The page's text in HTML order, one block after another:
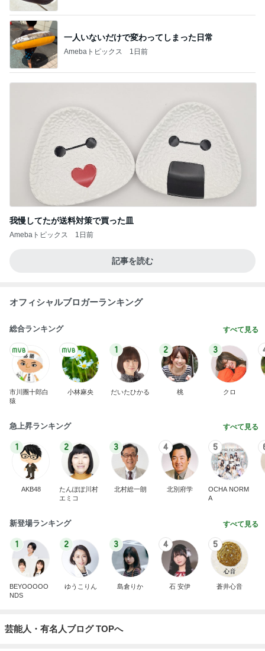
一人いないだけで変わってしまった日常
Amebaトピックス 1日前
我慢してたが送料対策で買った皿
Amebaトピックス 1日前
記事を読む
オフィシャルブロガーランキング
総合ランキング すべて見る
市川團十郎白
猿
小林麻央
1
だいたひかる
2
桃
3
クロ
急上昇ランキング すべて見る
1
AKB48
2
たんぽぽ川村
エミコ
3
北村総一朗
4
北別府学
5
OCHA NORM
A
新登場ランキング すべて見る
1
BEYOOOOO
NDS
2
ゆうこりん
3
島倉りか
4
石 安伊
5
蒼井心音
芸能人・有名人ブログ TOPへ